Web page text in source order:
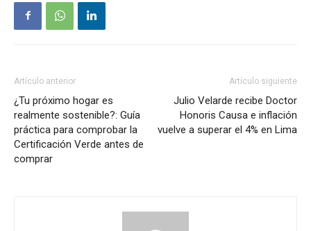
Artículo anterior
¿Tu próximo hogar es
realmente sostenible?: Guía
práctica para comprobar la
Certificación Verde antes de
comprar
Artículo siguiente
Julio Velarde recibe Doctor
Honoris Causa e inflación
vuelve a superar el 4% en Lima